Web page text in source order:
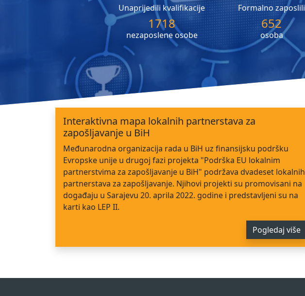
Unaprijedili kvalifikacije
1718
nezaposlene osobe
Formalno zaposlili
652
osoba
Interaktivna mapa lokalnih partnerstava za
zapošljavanje u BiH
Međunarodna organizacija rada u BiH uz finansijsku podršku
Evropske unije u drugoj fazi projekta "Podrška EU lokalnim
partnerstvima za zapošljavanje u BiH" podržava dvadeset lokalnih
partnerstava za zapošljavanje. Njihovi projekti su promovisani na
događaju u Sarajevu 20. aprila 2022. godine i predstavljeni su na
karti kao LEP II.
Pogledaj više